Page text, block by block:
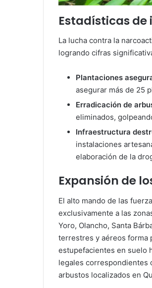
Estadísticas de
La lucha contra la
logrando cifras
Plantaciones
asegurar más de 25
Erradicación de
eliminados,
Infraestructura
instalaciones
elaboración de la
Expansión de
El alto mando de las
exclusivamente a las
Yoro, Olancho, Santa
terrestres y aéreos forma
estupefacientes en suelo
legales correspondientes
arbustos localizados en